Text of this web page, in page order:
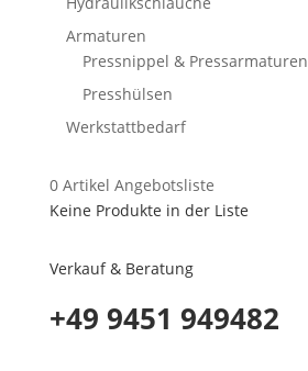
Armaturen
Pressnippel & Pressarmaturen
Presshülsen
Werkstattbedarf
0Artikel Angebotsliste
Keine Produkte in der Liste
Verkauf & Beratung
+49 9451 949482